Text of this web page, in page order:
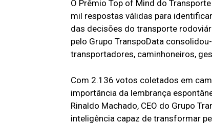
O Prêmio Top of Mind do
mil respostas válidas para
das decisões do transporte
pelo Grupo TranspoData
transportadores, caminhoneiros,
Com 2.136 votos coletados em
importância da lembrança
Rinaldo Machado, CEO do Grupo
inteligência capaz de transformar